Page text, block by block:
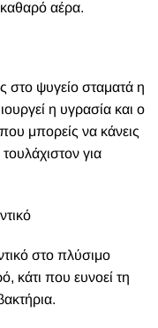
αέρα.
στο ψυγείο σταματά η
η υγρασία και ο
μπορείς να κάνεις
για
στο πλύσιμο
κάτι που ευνοεί τη